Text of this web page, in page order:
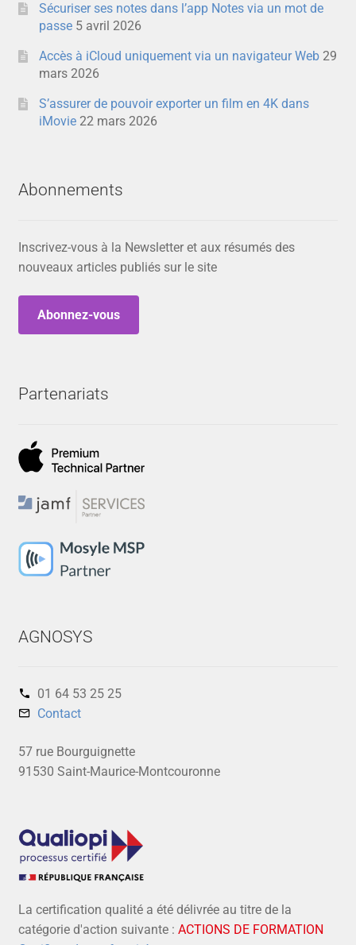
Sécuriser ses notes dans l’app Notes via un mot de
passe 5 avril 2026
Accès à iCloud uniquement via un navigateur Web 29
mars 2026
S’assurer de pouvoir exporter un film en 4K dans
iMovie 22 mars 2026
Abonnements
Inscrivez-vous à la Newsletter et aux résumés des
nouveaux articles publiés sur le site
Abonnez-vous
Partenariats
AGNOSYS
01 64 53 25 25‬
Contact
57 rue Bourguignette
91530 Saint-Maurice-Montcouronne
La certification qualité a été délivrée au titre de la
catégorie d'action suivante : ACTIONS DE FORMATION